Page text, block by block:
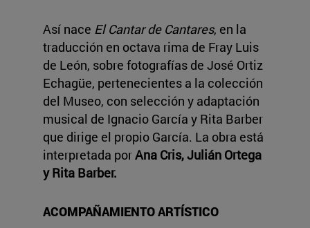
Así nace El Cantar de Cantares, en la
traducción en octava rima de Fray Luis
de León, sobre fotografías de José Ortiz
Echagüe, pertenecientes a la colección
del Museo, con selección y adaptación
musical de Ignacio García y Rita Barber
que dirige el propio García. La obra está
interpretada porAna Cris, Julián Ortega
y Rita Barber.
ACOMPAÑAMIENTO ARTÍSTICO